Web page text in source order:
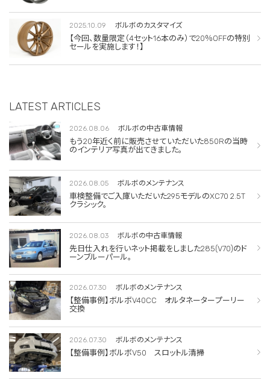
2025.10.09 ボルボのカスタマイズ
【今回、数量限定（4セット16本のみ）で20％OFFの特別
セールを実施します！】
LATEST ARTICLES
2026.08.06 ボルボの中古車情報
もう20年近く前に販売させていただいた850Rの当時
のインテリア写真が出てきました。
2026.08.05 ボルボのメンテナンス
車検整備でご入庫いただいた295モデルのXC70 2.5T
クラシック。
2026.08.03 ボルボの中古車情報
先日仕入れを行いネット掲載をしました285(V70)のド
ーンブルーパール。
2026.07.30 ボルボのメンテナンス
【整備事例】ボルボV40CC オルタネータープーリー
交換
2026.07.30 ボルボのメンテナンス
【整備事例】ボルボV50 スロットル清掃